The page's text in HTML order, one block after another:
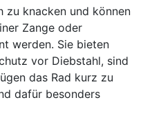
zu knacken und können
Zange oder
werden. Sie bieten
vor Diebstahl, sind
das Rad kurz zu
dafür besonders